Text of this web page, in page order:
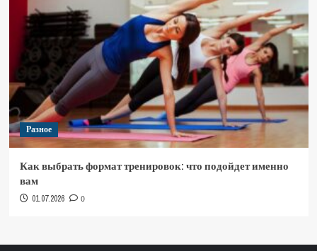
Разное
Как выбрать формат тренировок: что подойдет именно
вам
01.07.2026 0